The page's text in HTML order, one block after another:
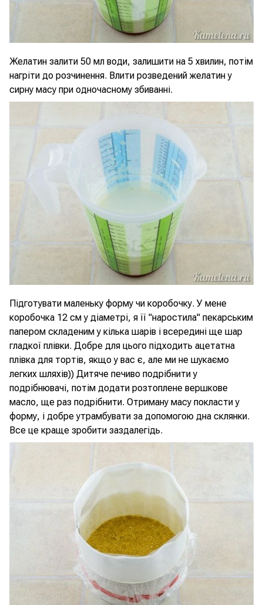
Желатин залити 50 мл води, залишити на 5 хвилин, потім
нагріти до розчинення. Влити розведений желатин у
сирну масу при одночасному збиванні.
Підготувати маленьку форму чи коробочку. У мене
коробочка 12 см у діаметрі, я її "наростила" пекарським
папером складеним у кілька шарів і всередині ще шар
гладкої плівки. Добре для цього підходить ацетатна
плівка для тортів, якщо у вас є, але ми не шукаємо
легких шляхів)) Дитяче печиво подрібнити у
подрібнювачі, потім додати розтоплене вершкове
масло, ще раз подрібнити. Отриману масу покласти у
форму, і добре утрамбувати за допомогою дна склянки.
Все це краще зробити заздалегідь.